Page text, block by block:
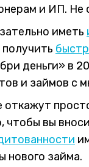
и ИП. Не
иметь
деньги» в
и займов с
откажут
чтобы вы
нового займа.